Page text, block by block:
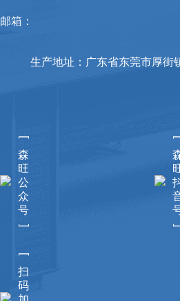
邮箱：
生产地址：广东省东莞市厚街
[
森
旺
公
众
号
]
[
扫
码